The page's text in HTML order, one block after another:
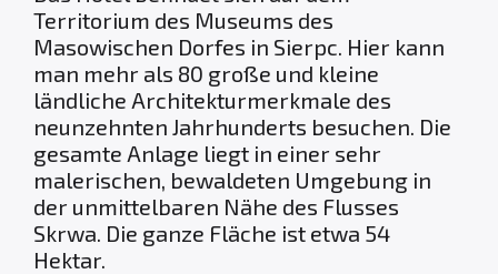
Territorium des Museums des
Masowischen Dorfes in Sierpc. Hier kann
man mehr als 80 große und kleine
ländliche Architekturmerkmale des
neunzehnten Jahrhunderts besuchen. Die
gesamte Anlage liegt in einer sehr
malerischen, bewaldeten Umgebung in
der unmittelbaren Nähe des Flusses
Skrwa. Die ganze Fläche ist etwa 54
Hektar.